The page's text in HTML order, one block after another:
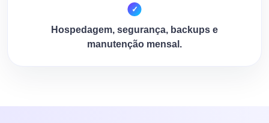
Hospedagem, segurança, backups e
manutenção mensal.